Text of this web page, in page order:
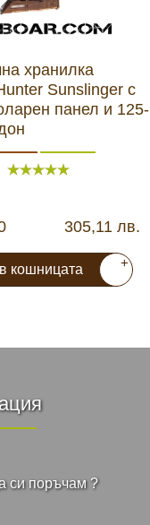
хранилка
Sunslinger с
панел и 125-
305,11 лв.
кошницата +
си поръчам ?